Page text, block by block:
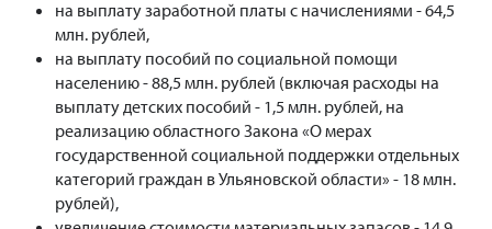
на выплату заработной платы с начислениями - 64,5
млн. рублей,
на выплату пособий по социальной помощи
населению - 88,5 млн. рублей (включая расходы на
выплату детских пособий - 1,5 млн. рублей, на
реализацию областного Закона «О мерах
государственной социальной поддержки отдельных
категорий граждан в Ульяновской области» - 18 млн.
рублей),